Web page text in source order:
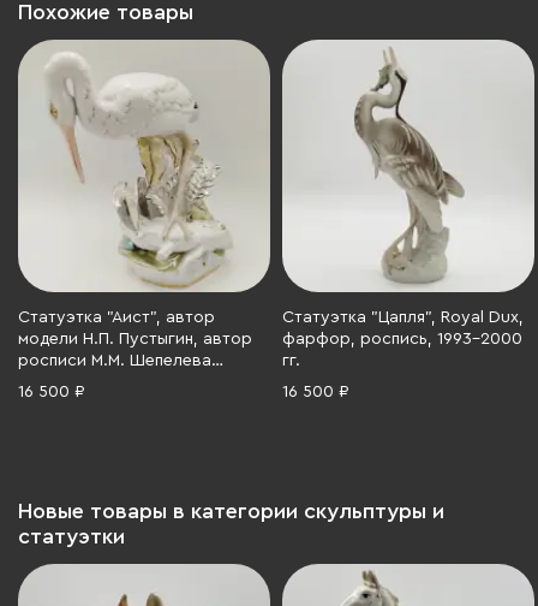
Похожие товары
Статуэтка "Аист", автор
модели Н.П. Пустыгин, автор
росписи М.М. Шепелева
(Кожина), Дулевский
16 500 ₽
Статуэтка "Цапля", Royal Dux,
фарфор, роспись, 1993-2000
гг.
16 500 ₽
Новые товары в категории скульптуры и
статуэтки